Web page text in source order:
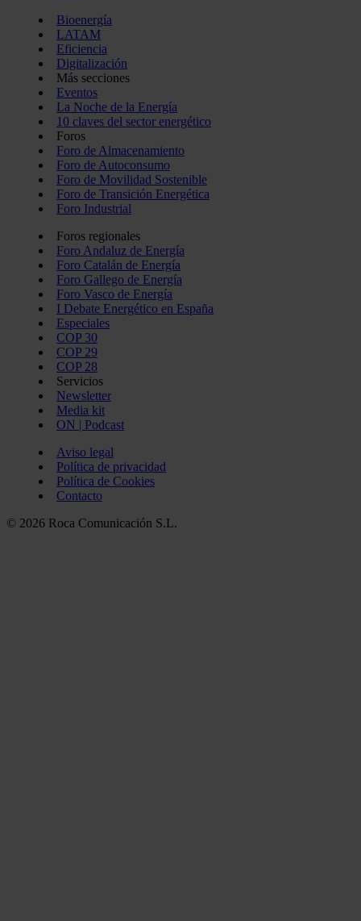
Bioenergía
LATAM
Eficiencia
Digitalización
Más secciones
Eventos
La Noche de la Energía
10 claves del sector energético
Foros
Foro de Almacenamiento
Foro de Autoconsumo
Foro de Movilidad Sostenible
Foro de Transición Energética
Foro Industrial
Foros regionales
Foro Andaluz de Energía
Foro Catalán de Energía
Foro Gallego de Energía
Foro Vasco de Energía
I Debate Energético en España
Especiales
COP 30
COP 29
COP 28
Servicios
Newsletter
Media kit
ON | Podcast
Aviso legal
Política de privacidad
Política de Cookies
Contacto
© 2026 Roca Comunicación S.L.